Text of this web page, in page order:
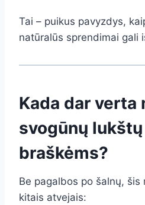
Tai – puikus pavyzdys,
natūralūs sprendimai gali
Kada dar verta
svogūnų
braškėms?
Be pagalbos po šalnų,
kitais atvejais: